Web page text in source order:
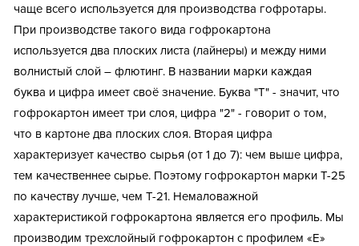
чаще всего используется для производства гофротары.
При производстве такого вида гофрокартона
используется два плоских листа (лайнеры) и между ними
волнистый слой – флютинг. В названии марки каждая
буква и цифра имеет своё значение. Буква "Т" - значит, что
гофрокартон имеет три слоя, цифра "2" - говорит о том,
что в картоне два плоских слоя. Вторая цифра
характеризует качество сырья (от 1 до 7): чем выше цифра,
тем качественнее сырье. Поэтому гофрокартон марки Т-25
по качеству лучше, чем Т-21. Немаловажной
характеристикой гофрокартона является его профиль. Мы
производим трехслойный гофрокартон с профилем «Е»